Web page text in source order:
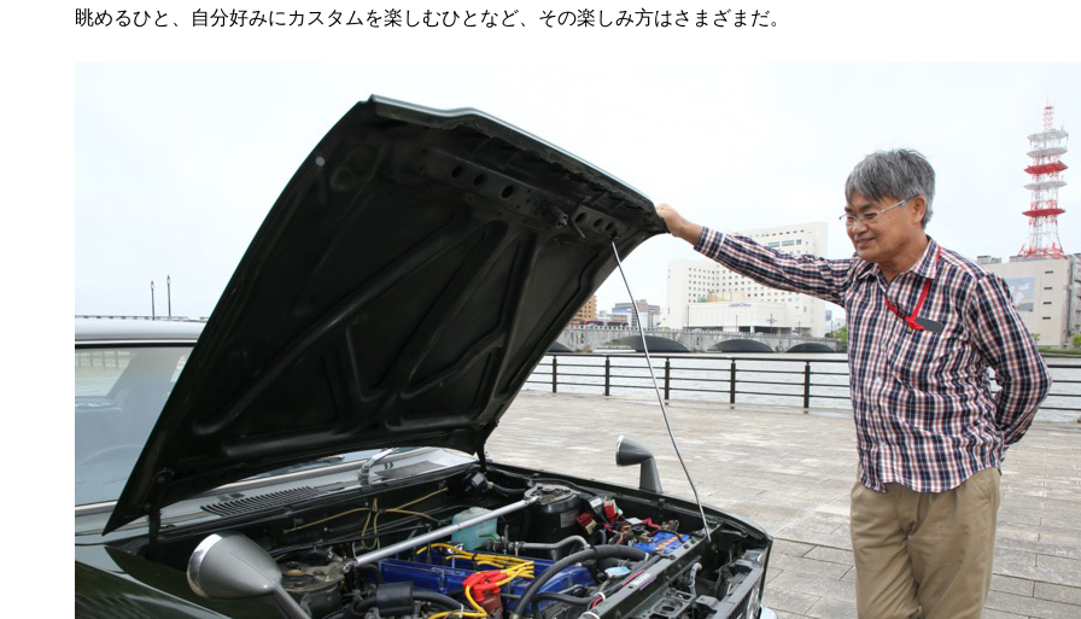
眺めるひと、自分好みにカスタムを楽しむひとなど、その楽しみ方はさまざまだ。